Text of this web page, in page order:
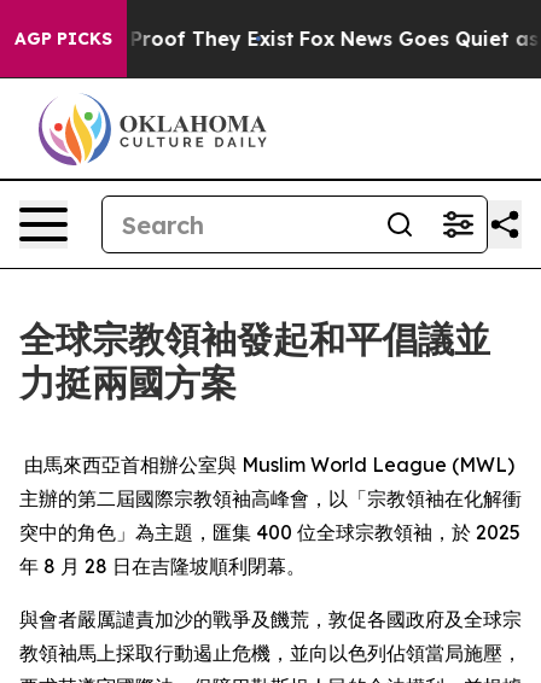
AGP PICKSno Proof They Exist Fox News Goes Quiet as
全球宗教領袖發起和平倡議並
力挺兩國方案
由馬來西亞首相辦公室與 Muslim World League (MWL)
主辦的第二屆國際宗教領袖高峰會，以「宗教領袖在化解衝
突中的角色」為主題，匯集 400 位全球宗教領袖，於 2025
年 8 月 28 日在吉隆坡順利閉幕。
與會者嚴厲譴責加沙的戰爭及饑荒，敦促各國政府及全球宗
教領袖馬上採取行動遏止危機，並向以色列佔領當局施壓，